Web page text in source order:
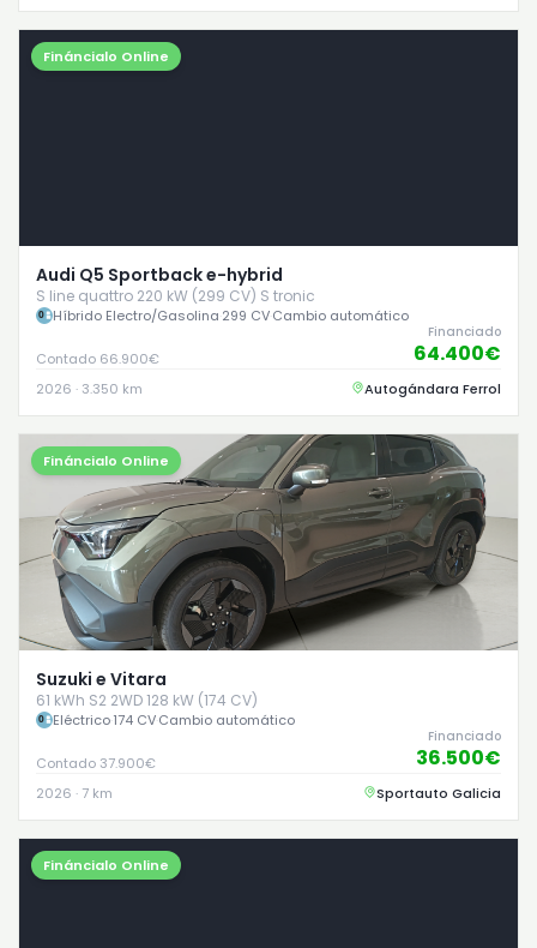
Fináncialo Online
Audi Q5 Sportback e-hybrid
S line quattro 220 kW (299 CV) S tronic
Híbrido Electro/Gasolina·299 CV·Cambio automático
Contado 66.900€
Financiado
64.400€
2026 · 3.350 km Autogándara Ferrol
Fináncialo Online
Suzuki e Vitara
61 kWh S2 2WD 128 kW (174 CV)
Eléctrico·174 CV·Cambio automático
Contado 37.900€
Financiado
36.500€
2026 · 7 km Sportauto Galicia
Fináncialo Online